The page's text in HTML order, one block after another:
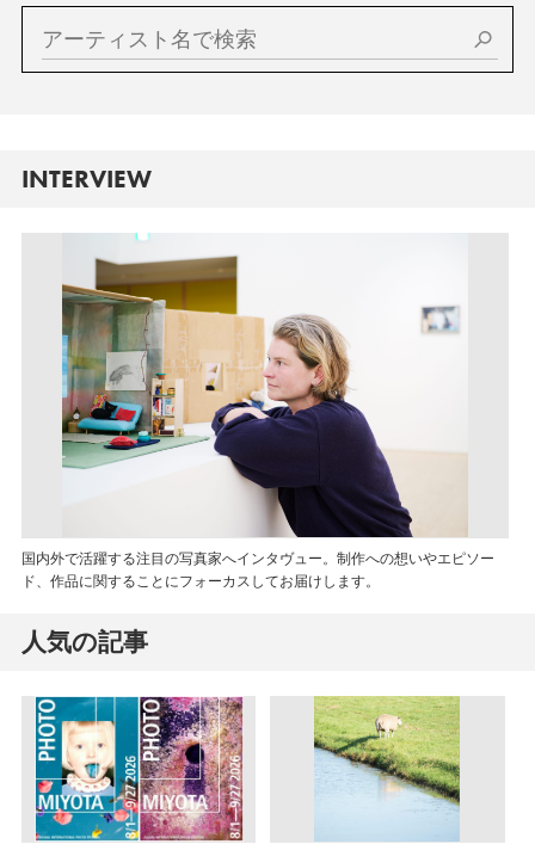
INTERVIEW
国内外で活躍する注目の写真家へインタヴュー。制作への想いやエピソー
ド、作品に関することにフォーカスしてお届けします。
人気の記事